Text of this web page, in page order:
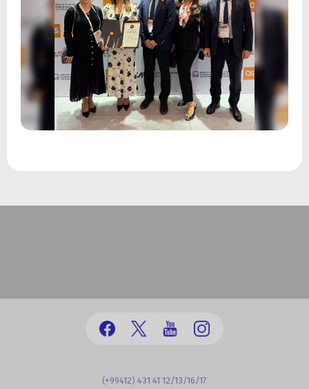
(+99412) 431 41 12/13/16/17